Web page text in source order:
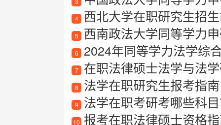
4 西北大学在职研究生招
5 西南政法大学同等学力
6 2024年同等学力法学综
7 在职法律硕士法学与法
8 法学在职研究生报考指
9 法学在职考研考哪些科
10 报考在职法律硕士资格